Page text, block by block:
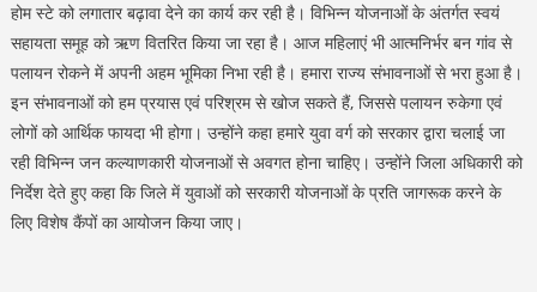
होम स्टे को लगातार बढ़ावा देने का कार्य कर रही है। विभिन्न योजनाओं के अंतर्गत स्वयं
सहायता समूह को ऋण वितरित किया जा रहा है। आज महिलाएं भी आत्मनिर्भर बन गांव से
पलायन रोकने में अपनी अहम भूमिका निभा रही है। हमारा राज्य संभावनाओं से भरा हुआ है।
इन संभावनाओं को हम प्रयास एवं परिश्रम से खोज सकते हैं, जिससे पलायन रुकेगा एवं
लोगों को आर्थिक फायदा भी होगा। उन्होंने कहा हमारे युवा वर्ग को सरकार द्वारा चलाई जा
रही विभिन्न जन कल्याणकारी योजनाओं से अवगत होना चाहिए। उन्होंने जिला अधिकारी को
निर्देश देते हुए कहा कि जिले में युवाओं को सरकारी योजनाओं के प्रति जागरूक करने के
लिए विशेष कैंपों का आयोजन किया जाए।